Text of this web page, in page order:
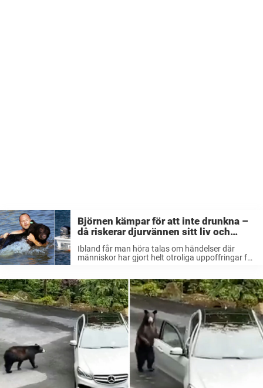
Björnen kämpar för att inte drunkna –
då riskerar djurvännen sitt liv och
kastar sig i vattnet
Ibland får man höra talas om händelser där
människor har gjort helt otroliga uppoffringar för
för att rädda en ...